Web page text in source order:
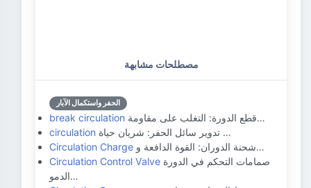
مصطلحات مشابهة
الحفر واستكمال الآبار
break circulation
قطع الدورة: التغلب على مقاومة…
circulation
تدوير سائل الحفر: شريان حياة …
Circulation Charge
شحنة الدوران: القوة الدافعة و…
Circulation Control Valve
الدمو…